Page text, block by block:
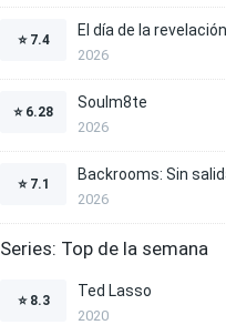
⭐ 7.4
El día de la revelación
2026
⭐ 6.28
Soulm8te
2026
⭐ 7.1
Backrooms: Sin
2026
Series: Top de la semana
⭐ 8.3
Ted Lasso
2020